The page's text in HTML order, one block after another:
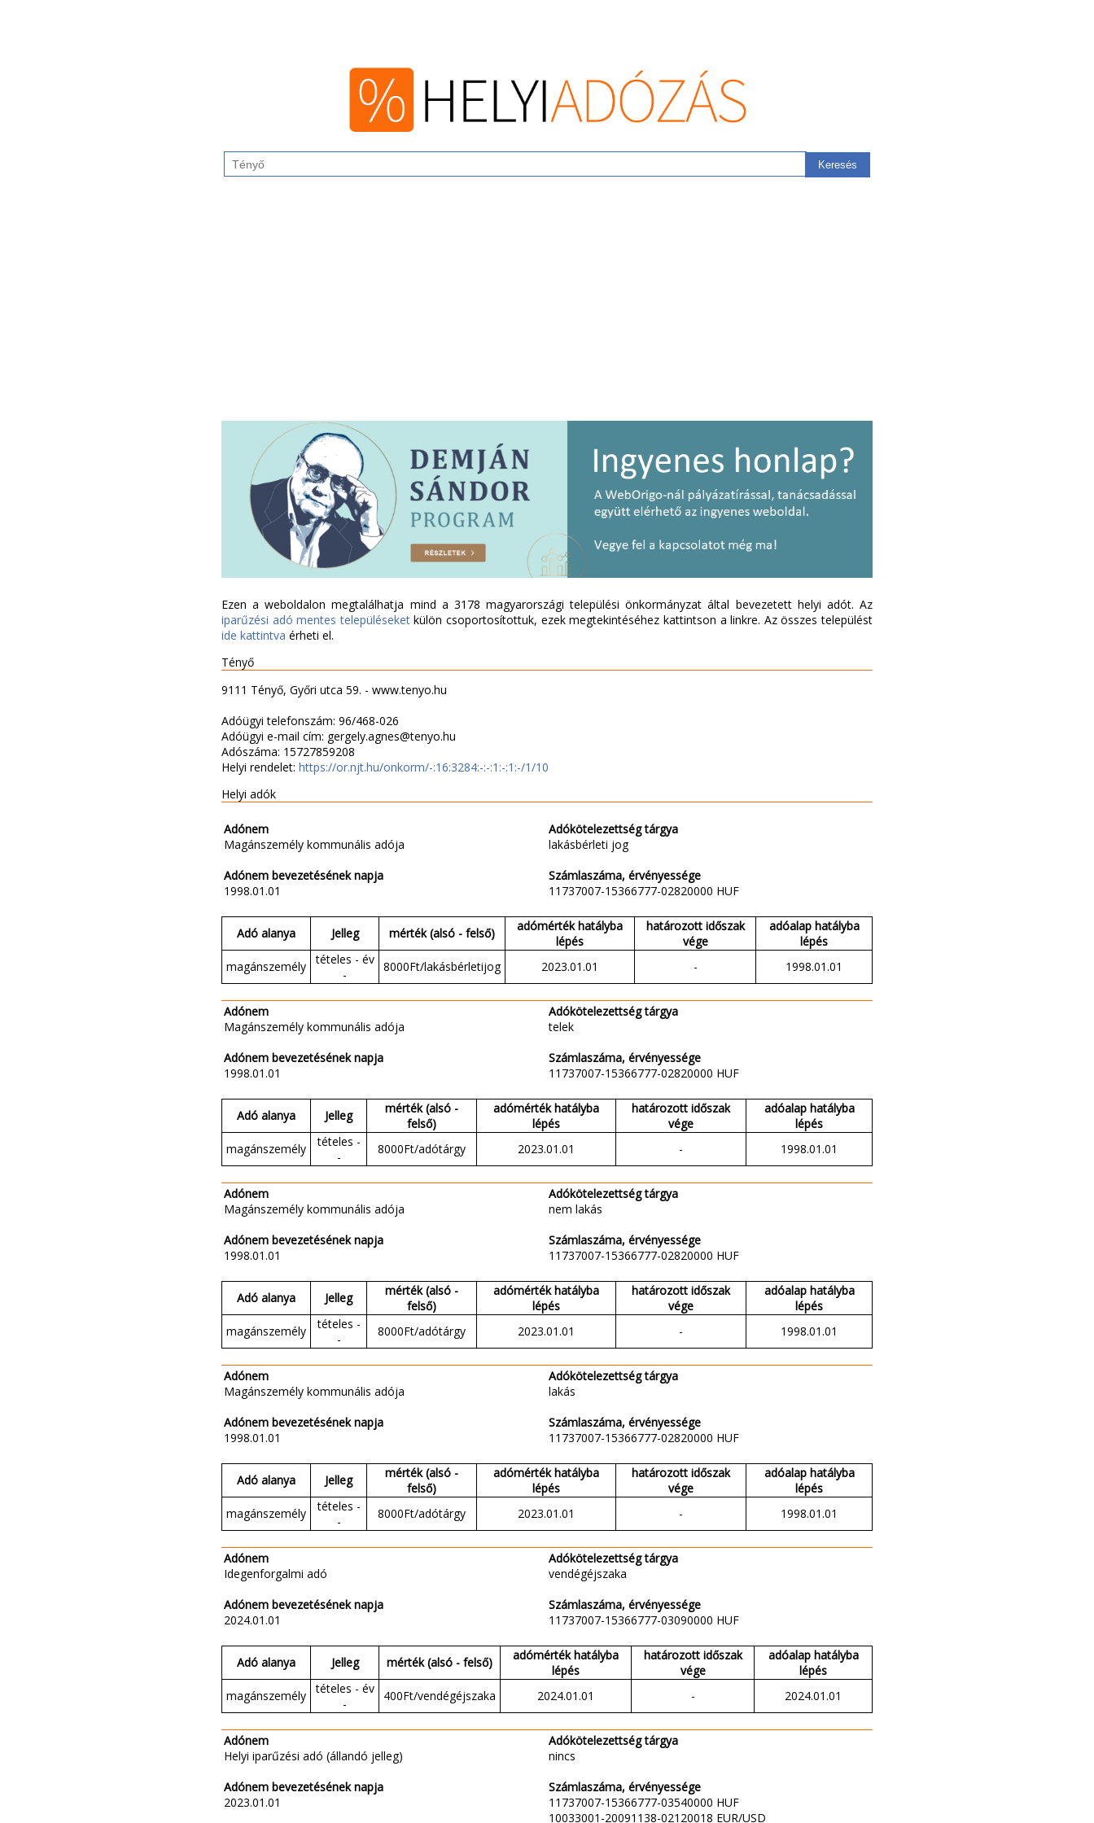
Ezen a weboldalon megtalálhatja mind a 3178 magyarországi települési önkormányzat által bevezetett helyi adót. Az
iparűzési adó mentes településeketkülön csoportosítottuk, ezek megtekintéséhez kattintson a linkre. Az összes települést
ide kattintva érheti el.
Tényő
9111 Tényő, Győri utca 59. - www.tenyo.hu
Adóügyi telefonszám: 96/468-026
Adóügyi e-mail cím: gergely.agnes@tenyo.hu
Adószáma: 15727859208
Helyi rendelet: https://or.njt.hu/onkorm/-:16:3284:-:-:1:-:1:-/1/10
Helyi adók
Adónem
Magánszemély kommunális adója
Adónem bevezetésének napja
1998.01.01
Adókötelezettség tárgya
lakásbérleti jog
Számlaszáma, érvényessége
11737007-15366777-02820000 HUF
Adó alanya Jelleg mérték (alsó - felső)
adómérték hatályba
lépés
határozott időszak
vége
adóalap hatályba
lépés
magánszemély
tételes - év
-
8000Ft/lakásbérletijog 2023.01.01 - 1998.01.01
Adónem
Magánszemély kommunális adója
Adónem bevezetésének napja
1998.01.01
Adókötelezettség tárgya
telek
Számlaszáma, érvényessége
11737007-15366777-02820000 HUF
Adó alanya Jelleg
mérték (alsó -
felső)
adómérték hatályba
lépés
határozott időszak
vége
adóalap hatályba
lépés
magánszemély
tételes -
-
8000Ft/adótárgy 2023.01.01 - 1998.01.01
Adónem
Magánszemély kommunális adója
Adónem bevezetésének napja
1998.01.01
Adókötelezettség tárgya
nem lakás
Számlaszáma, érvényessége
11737007-15366777-02820000 HUF
Adó alanya Jelleg
mérték (alsó -
felső)
adómérték hatályba
lépés
határozott időszak
vége
adóalap hatályba
lépés
magánszemély
tételes -
-
8000Ft/adótárgy 2023.01.01 - 1998.01.01
Adónem
Magánszemély kommunális adója
Adónem bevezetésének napja
1998.01.01
Adókötelezettség tárgya
lakás
Számlaszáma, érvényessége
11737007-15366777-02820000 HUF
Adó alanya Jelleg
mérték (alsó -
felső)
adómérték hatályba
lépés
határozott időszak
vége
adóalap hatályba
lépés
magánszemély
tételes -
-
8000Ft/adótárgy 2023.01.01 - 1998.01.01
Adónem
Idegenforgalmi adó
Adónem bevezetésének napja
2024.01.01
Adókötelezettség tárgya
vendégéjszaka
Számlaszáma, érvényessége
11737007-15366777-03090000 HUF
Adó alanya Jelleg mérték (alsó - felső)
adómérték hatályba
lépés
határozott időszak
vége
adóalap hatályba
lépés
magánszemély
tételes - év
-
400Ft/vendégéjszaka 2024.01.01 - 2024.01.01
Adónem
Helyi iparűzési adó (állandó jelleg)
Adónem bevezetésének napja
2023.01.01
Adókötelezettség tárgya
nincs
Számlaszáma, érvényessége
11737007-15366777-03540000 HUF
10033001-20091138-02120018 EUR/USD